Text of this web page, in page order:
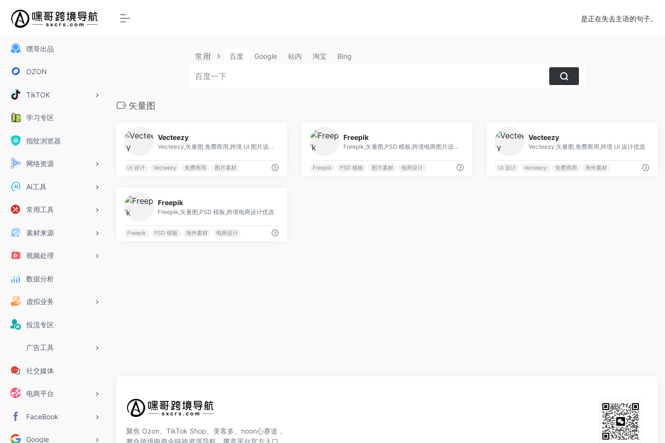
嘿哥出品
OZON
TikTOK
学习专区
指纹浏览器
网络资源
AI工具
常用工具
素材来源
视频处理
数据分析
虚拟业务
投流专区
广告工具
社交媒体
电商平台
FaceBook
Google
是正在失去主语的句子。
常用 百度 Google 站内 淘宝 Bing
矢量图
Vecteezy
Vecteezy,矢量图,免费商用,跨境 UI 图片设计优选
UI 设计 Vecteezy 免费商用 图片素材
Freepik
Freepik,矢量图,PSD 模板,跨境电商图片设计优选
Freepik PSD 模板 图片素材 电商设计
Vecteezy
Vecteezy,矢量图,免费商用,跨境 UI 设计优选
UI 设计 Vecteezy 免费商用 海外素材
Freepik
Freepik,矢量图,PSD 模板,跨境电商设计优选
Freepik PSD 模板 海外素材 电商设计
聚焦 Ozon、TikTok Shop、美客多、noon心赛道，
整合跨境电商全链路资源导航，覆盖平台官方入口、